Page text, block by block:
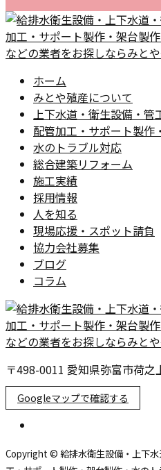
ホーム
みとや殖産について
上下水道・衛生設備・管
配管加工・サポート製作
水のトラブル対応
総合建築リフォーム
施工実績
採用情報
人を知る
現場応援・スポット請負
協力会社募集
ブログ
コラム
〒498-0011 愛知県弥富市荷之
Googleマップで確認する
Copyright © 給排水衛生設備・上下